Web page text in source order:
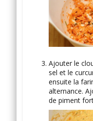
Ajouter le
sel et le
ensuite la
alternance.
de piment